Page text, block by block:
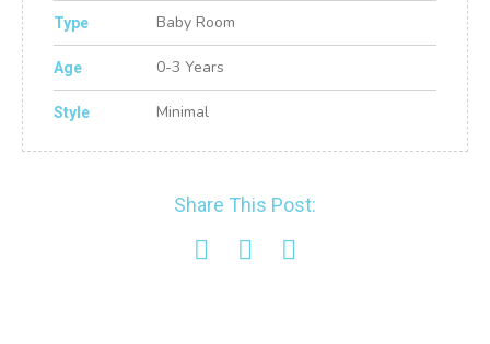
Type Baby Room
Age 0-3 Years
Style Minimal
Share This Post: